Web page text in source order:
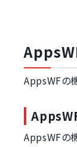
AppsWFの
AppsWFの